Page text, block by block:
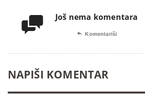
 Još nema komentara
 Komentariši
NAPIŠI KOMENTAR